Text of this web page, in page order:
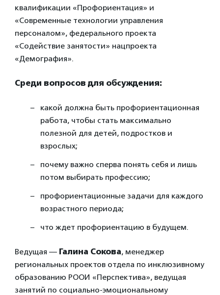
квалификации «Профориентация» и
«Современные технологии управления
персоналом», федерального проекта
«Содействие занятости» нацпроекта
«Демография».
Среди вопросов для обсуждения:
какой должна быть профориентационная
работа, чтобы стать максимально
полезной для детей, подростков и
взрослых;
почему важно сперва понять себя и лишь
потом выбирать профессию;
профориентационные задачи для каждого
возрастного периода;
что ждет профориентацию в будущем.
Ведущая — Галина Сокова, менеджер
региональных проектов отдела по инклюзивному
образованию РООИ «Перспектива», ведущая
занятий по социально-эмоциональному